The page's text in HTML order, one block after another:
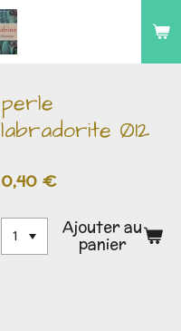
perle
labradorite Ø12
0,40 €
Ajouter au
panier